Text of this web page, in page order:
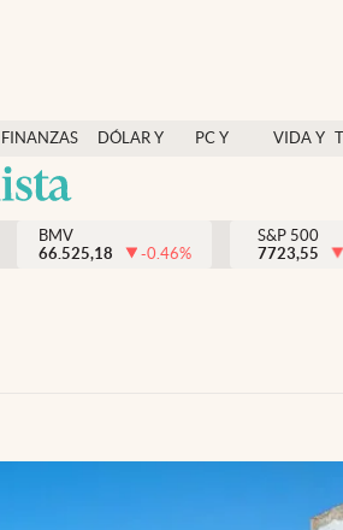
FINANZAS
Y
ECONOMÍA
DÓLAR Y
PC Y
VIDA Y
México
BMV
66.525,18
-0.46%
S&P 500
7723,55